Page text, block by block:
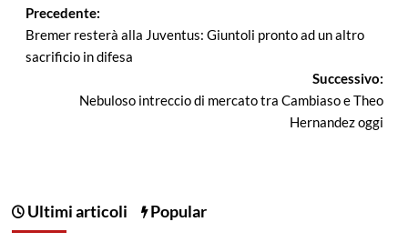
Navigazione
articolo
Precedente:
Bremer resterà alla Juventus: Giuntoli pronto ad un altro
sacrificio in difesa
Successivo:
Nebuloso intreccio di mercato tra Cambiaso e Theo
Hernandez oggi
Ultimi articoli Popular